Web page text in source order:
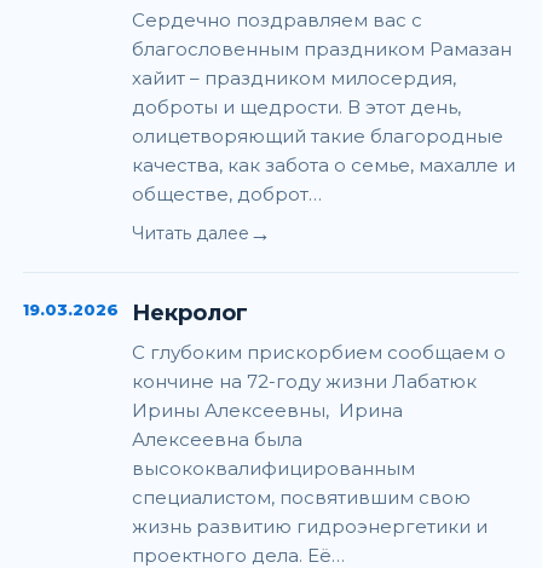
Сердечно поздравляем вас с
благословенным праздником Рамазан
хайит – праздником милосердия,
доброты и щедрости. В этот день,
олицетворяющий такие благородные
качества, как забота о семье, махалле и
обществе, доброт…
Читать далее →
19.03.2026 Некролог
С глубоким прискорбием сообщаем о
кончине на 72-году жизни Лабатюк
Ирины Алексеевны, Ирина
Алексеевна была
высококвалифицированным
специалистом, посвятившим свою
жизнь развитию гидроэнергетики и
проектного дела. Её…